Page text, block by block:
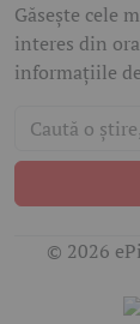
Găsește cele
interes din
informațiile
© 2026